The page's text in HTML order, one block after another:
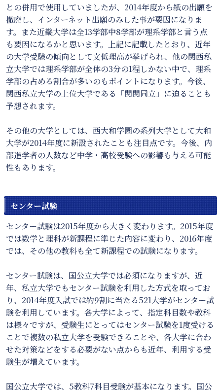
との併用で使用していましたが、2014年度から紙の出願を
撤廃し、インターネット出願のみした事が要因になりま
す。また近畿大学は全13学部中8学部が理系学部と言う点
も要因になるかと思います。上記に記載したとおり、近年
の大学受験の傾向として文低理高が挙げられ、他の関西私
立大学では理系学部が全体の3分の1程しかない中で、理系
学部の占める割合が多いのもポイントになります。今後、
関西私立大学の上位大学である「関関同立」に迫ることも
予想されます。
その他の大学としては、西大和学園の系列大学として大和
大学が2014年度に新設されたことも注目点です。今後、内
部進学者の人数など中学・高校受験への影響も与える可能
性もあります。
センター試験
センター試験は2015年度から大きく変わります。2015年度
では数学と理科が新課程に準じた内容に変わり、2016年度
では、その他の教科も全て新課程での試験になります。
センター試験は、国公立大学では必須になりますが、近
年、私立大学でもセンター試験を利用した方式を取ってお
り、2014年度入試では約9割に当たる521大学がセンター試
験を利用しています。各大学によって、指定科目数や教科
は様々ですが、受験生にとってはセンター試験を1度受ける
ことで複数の私立大学を受験できることや、各大学に合わ
せた対策などをする必要がない点からも近年、利用する受
験生が増えています。
国公立大学では、5教科7科目受験が基本になります。国公